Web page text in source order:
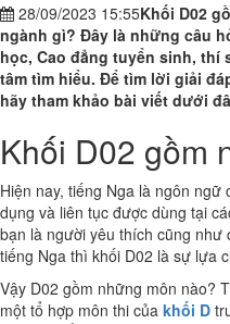
28/09/2023 15:55Khối D02
ngành gì? Đây là những câu
học, Cao đẳng tuyển sinh, thí
tâm tìm hiểu. Để tìm lời giải
hãy tham khảo bài viết dưới
Khối D02 gồm
Hiện nay, tiếng Nga là ngôn
dụng và liên tục được dùng tại
bạn là người yêu thích cũng
tiếng Nga thì khối D02 là sự lựa
Vậy D02 gồm những môn nào?
một tổ hợp môn thi của khối D